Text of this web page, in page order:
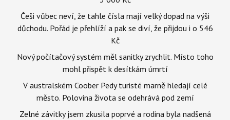
Češi vůbec neví, že tahle čísla mají velký dopad na výši
důchodu. Pořád je přehlíží a pak se diví, že přijdou i o 546
Kč
Nový počítačový systém měl sanitky zrychlit. Místo toho
mohl přispět k desítkám úmrtí
V australském Coober Pedy turisté marně hledají celé
město. Polovina života se odehrává pod zemí
Zelné závitky jsem zkusila poprvé a rodina byla nadšená